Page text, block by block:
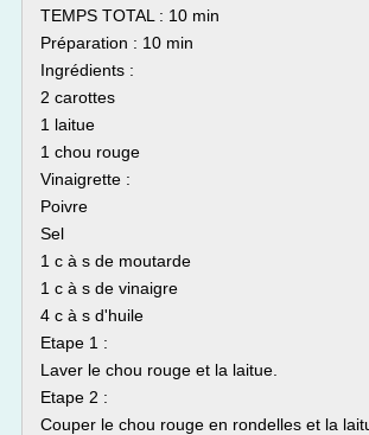
TEMPS TOTAL : 10 min
Préparation : 10 min
Ingrédients :
2 carottes
1 laitue
1 chou rouge
Vinaigrette :
Poivre
Sel
1 c à s de moutarde
1 c à s de vinaigre
4 c à s d'huile
Etape 1 :
Laver le chou rouge et la laitue.
Etape 2 :
Couper le chou rouge en rondelles et la